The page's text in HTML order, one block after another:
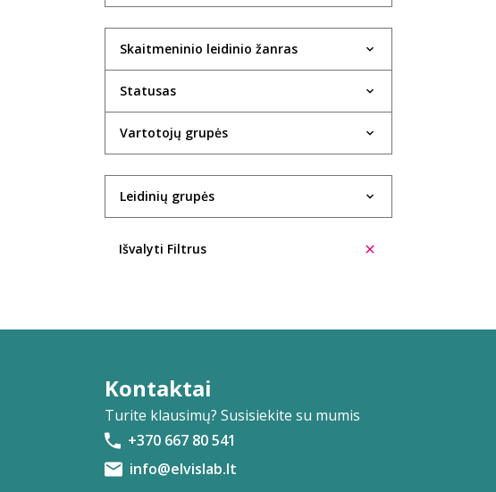
UAB Aktida
Robertas Aleksaitis
Evelina Aleliūnienė
Rasa Alenskaitė
Kristin Allison
Trinidad López Álvarez
Ūla Ambrasaitė
Ieva Andrijauskaitė
Ignas Andriukevičius
Šarūnė Andriuškevičiūtė
Aleksas Anikinas
Skaitmeninio leidinio žanras
Statusas
Vartotojų grupės
Leidinių grupės
Išvalyti Filtrus
Kontaktai
Turite klausimų? Susisiekite su mumis
+370 667 80 541
info@elvislab.lt